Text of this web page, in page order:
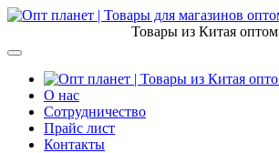
Товары из Китая оптом
О нас
Сотрудничество
Прайс лист
Контакты